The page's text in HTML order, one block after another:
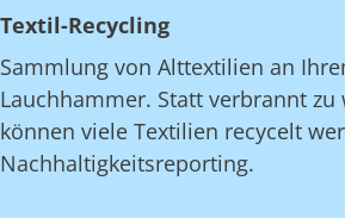
Textil-Recycling
Sammlung von Alttextilien an
Lauchhammer. Statt verbrannt zu
können viele Textilien recycelt
Nachhaltigkeitsreporting.